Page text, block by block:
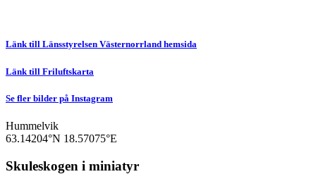
Länk till Länsstyrelsen Västernorrland hemsida
Länk till Friluftskarta
Se fler bilder på Instagram
Hummelvik
63.14204°N 18.57075°E
Skuleskogen i miniatyr